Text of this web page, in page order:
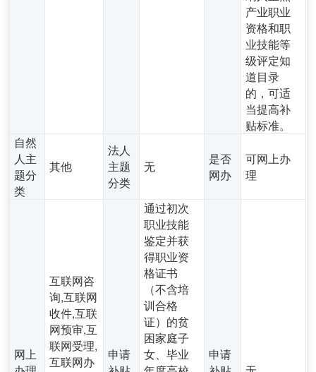
产业职业
资格和职
业技能等
级评定知
道目录
的，可适
当提高补
贴标准。
自然
人主
题分
类
其他
法人
主题
分类
无
是否
网办
可网上办
理
网上
互联网咨
询,互联网
收件,互联
网预审,互
联网受理,
互联网办
申请
通过初次
职业技能
鉴定并获
得职业资
格证书
（不含培
训合格
证）的贫
困家庭子
女、毕业
申请